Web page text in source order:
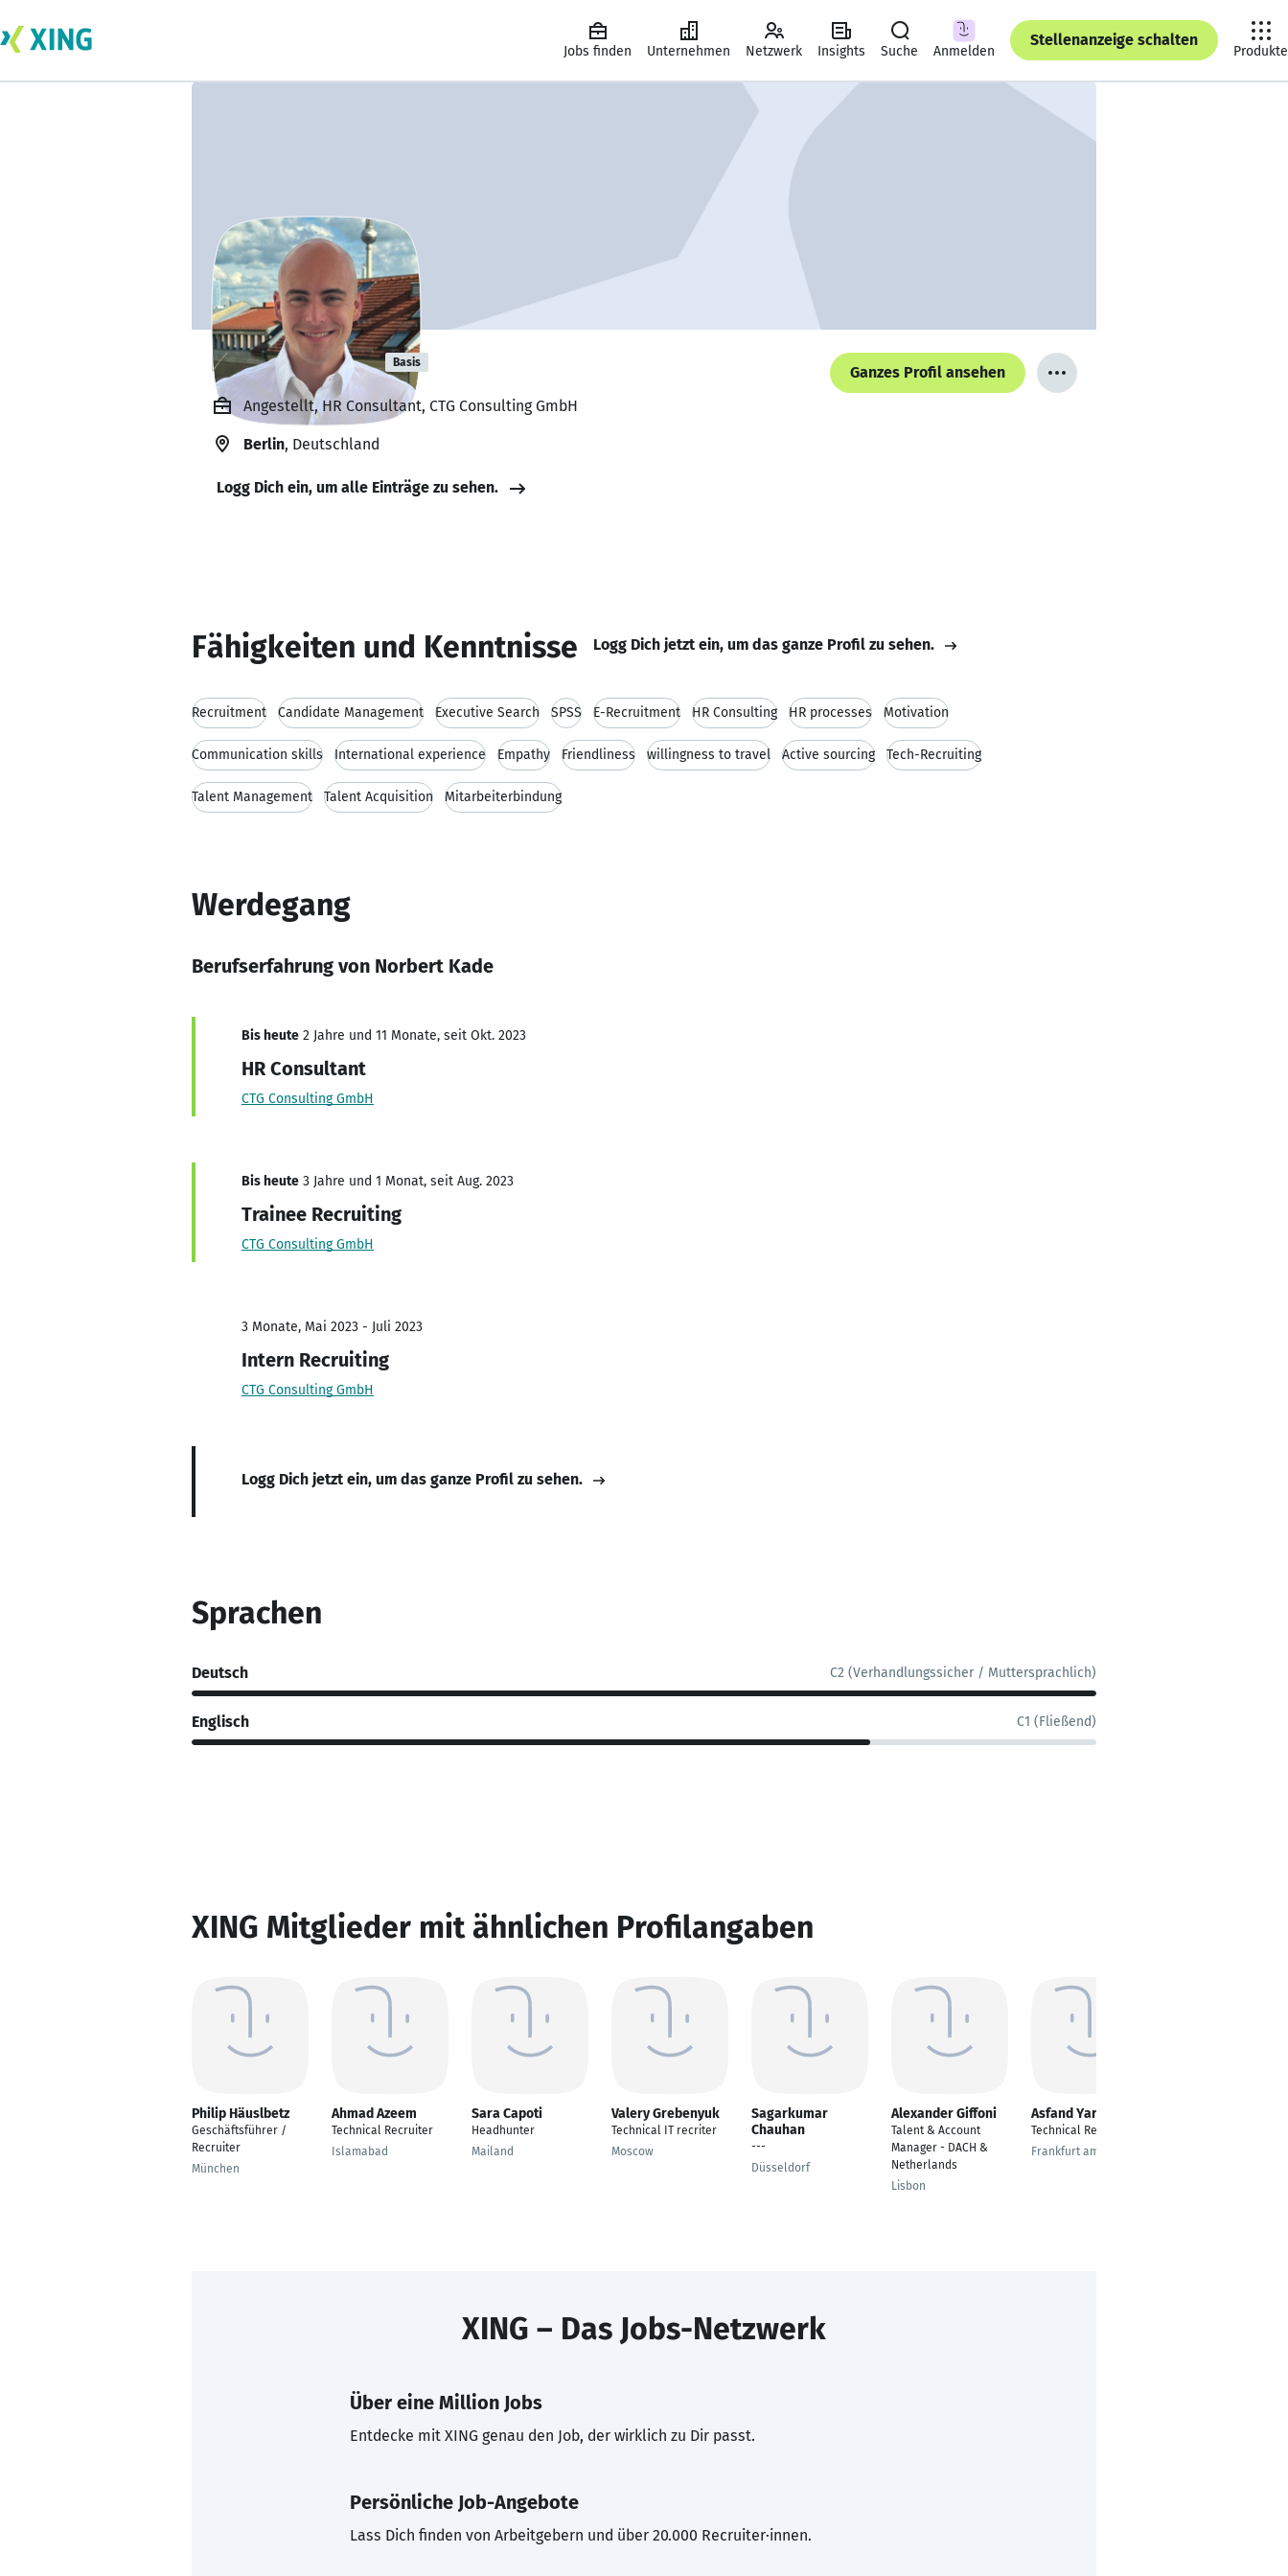
Jobs finden Unternehmen Netzwerk Insights Suche Anmelden
Stellenanzeige schalten
Produkte
Norbert Kade Basis
Ganzes Profil ansehen
Angestellt, HR Consultant, CTG Consulting GmbH
Berlin, Deutschland
Logg Dich ein, um alle Einträge zu sehen.
Fähigkeiten und Kenntnisse Logg Dich jetzt ein, um das ganze Profil zu sehen.
Recruitment Candidate Management Executive Search SPSS E-Recruitment HR Consulting HR processes Motivation
Communication skills International experience Empathy Friendliness willingness to travel Active sourcing Tech-Recruiting
Talent Management Talent Acquisition Mitarbeiterbindung
Werdegang
Berufserfahrung von Norbert Kade
Bis heute 2 Jahre und 11 Monate, seit Okt. 2023
HR Consultant
CTG Consulting GmbH
Bis heute 3 Jahre und 1 Monat, seit Aug. 2023
Trainee Recruiting
CTG Consulting GmbH
3 Monate, Mai 2023 - Juli 2023
Intern Recruiting
CTG Consulting GmbH
Logg Dich jetzt ein, um das ganze Profil zu sehen.
Sprachen
Deutsch C2 (Verhandlungssicher / Muttersprachlich)
Englisch C1 (Fließend)
XING Mitglieder mit ähnlichen Profilangaben
Philip Häuslbetz
Geschäftsführer /
Recruiter
München
Ahmad Azeem
Technical Recruiter
Islamabad
Sara Capoti
Headhunter
Mailand
Valery Grebenyuk
Technical IT recriter
Moscow
Sagarkumar
Chauhan
---
Düsseldorf
Alexander Giffoni
Talent & Account
Manager - DACH &
Netherlands
Lisbon
Asfand Yar
Technical Recruiter
Frankfurt am Main
XING – Das Jobs-Netzwerk
Über eine Million Jobs
Entdecke mit XING genau den Job, der wirklich zu Dir passt.
Persönliche Job-Angebote
Lass Dich finden von Arbeitgebern und über 20.000 Recruiter·innen.